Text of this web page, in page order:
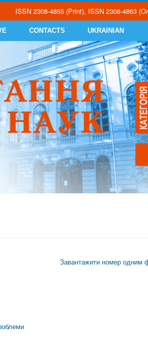
ISSN 2308-4855 (Print), ISSN 2308-4863
CONTACTS UKRAINIAN
Завантажити номер одним